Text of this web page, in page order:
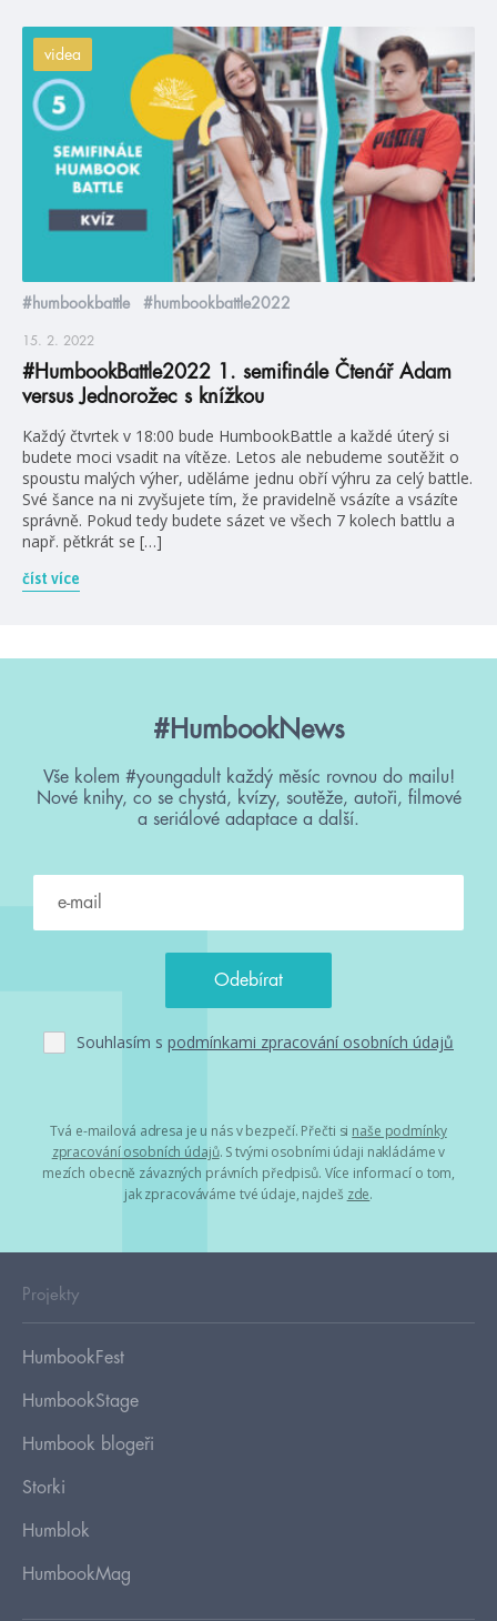
videa
#humbookbattle #humbookbattle2022
15. 2. 2022
#HumbookBattle2022 1. semifinále Čtenář Adam
versus Jednorožec s knížkou
Každý čtvrtek v 18:00 bude HumbookBattle a každé úterý si
budete moci vsadit na vítěze. Letos ale nebudeme soutěžit o
spoustu malých výher, uděláme jednu obří výhru za celý battle.
Své šance na ni zvyšujete tím, že pravidelně vsázíte a vsázíte
správně. Pokud tedy budete sázet ve všech 7 kolech battlu a
např. pětkrát se […]
číst více
#HumbookNews
Vše kolem #youngadult každý měsíc rovnou do mailu!
Nové knihy, co se chystá, kvízy, soutěže, autoři, filmové
a seriálové adaptace a další.
Souhlasím s podmínkami zpracování osobních údajů
Tvá e-mailová adresa je u nás v bezpečí. Přečti si naše podmínky
zpracování osobních údajů. S tvými osobními údaji nakládáme v
mezích obecně závazných právních předpisů. Více informací o tom,
jak zpracováváme tvé údaje, najdeš zde.
Projekty
HumbookFest
HumbookStage
Humbook blogeři
Storki
Humblok
HumbookMag